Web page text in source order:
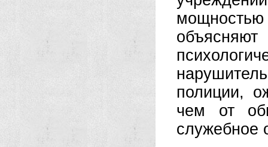
объясняют
полиции,
чем от
служебное